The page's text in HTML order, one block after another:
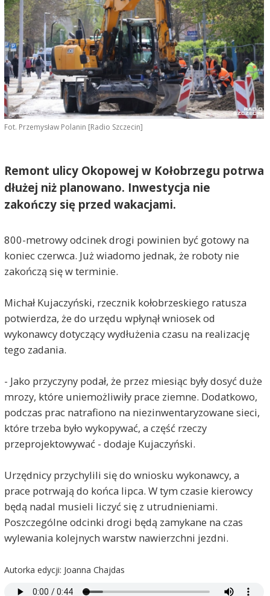
Fot. Przemysław Polanin [Radio Szczecin]
Remont ulicy Okopowej w Kołobrzegu potrwa
dłużej niż planowano. Inwestycja nie
zakończy się przed wakacjami.
800-metrowy odcinek drogi powinien być gotowy na
koniec czerwca. Już wiadomo jednak, że roboty nie
zakończą się w terminie.
Michał Kujaczyński, rzecznik kołobrzeskiego ratusza
potwierdza, że do urzędu wpłynął wniosek od
wykonawcy dotyczący wydłużenia czasu na realizację
tego zadania.
- Jako przyczyny podał, że przez miesiąc były dosyć duże
mrozy, które uniemożliwiły prace ziemne. Dodatkowo,
podczas prac natrafiono na niezinwentaryzowane sieci,
które trzeba było wykopywać, a część rzeczy
przeprojektowywać - dodaje Kujaczyński.
Urzędnicy przychylili się do wniosku wykonawcy, a
prace potrwają do końca lipca. W tym czasie kierowcy
będą nadal musieli liczyć się z utrudnieniami.
Poszczególne odcinki drogi będą zamykane na czas
wylewania kolejnych warstw nawierzchni jezdni.
Autorka edycji: Joanna Chajdas